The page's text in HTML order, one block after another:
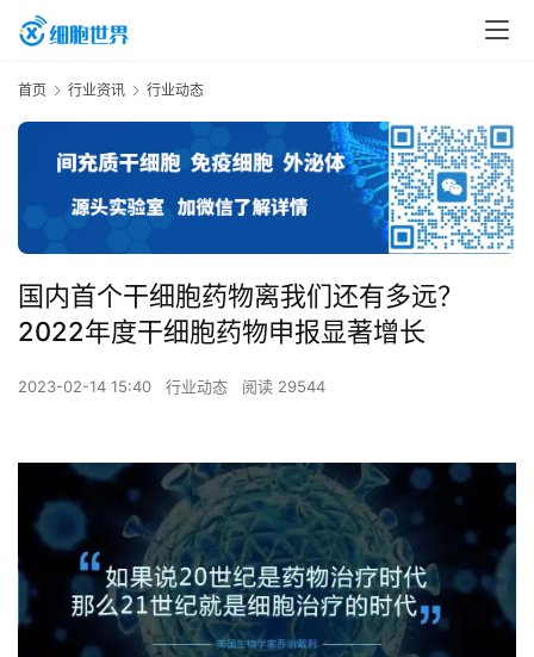
首页 行业资讯 行业动态
国内首个干细胞药物离我们还有多远？
2022年度干细胞药物申报显著增长
2023-02-14 15:40 行业动态 阅读 29544